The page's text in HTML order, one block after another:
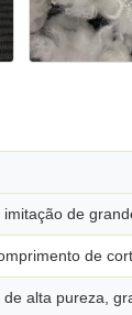
de
de
alta pureza,